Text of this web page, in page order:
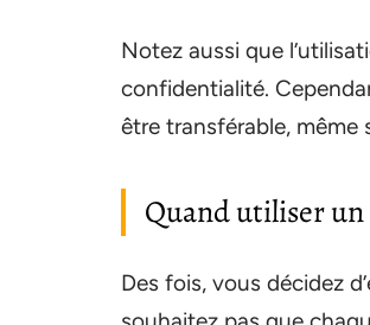
Notez aussi que
confidentialité.
être transférable, même
Quand utiliser un
Des fois, vous décidez